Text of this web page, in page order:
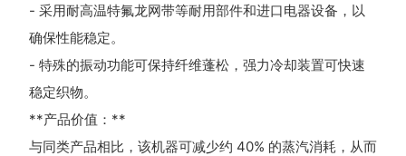
- 采用耐高温特氟龙网带等耐用部件和进口电器设备，以
确保性能稳定。
- 特殊的振动功能可保持纤维蓬松，强力冷却装置可快速
稳定织物。
**产品价值：**
与同类产品相比，该机器可减少约 40% 的蒸汽消耗，从而